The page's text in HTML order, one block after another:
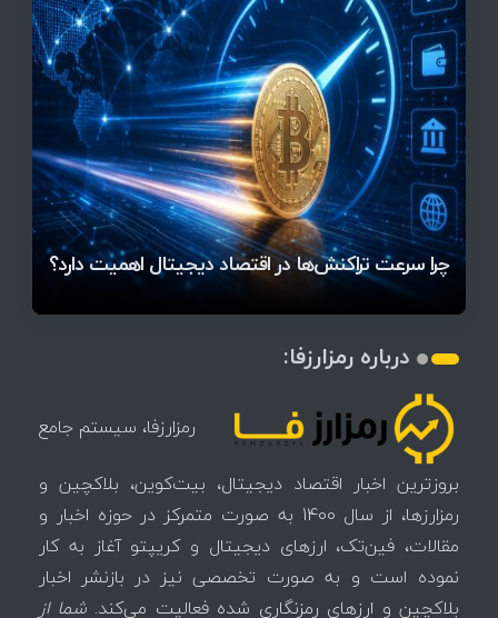
چرا سرعت تراکنش‌ها در اقتصاد دیجیتال اهمیت دارد؟
آخرین وضعیت بازار رمزارزها در جهان / مهم‌ترین
تهدید بیت‌کوین مشخص شد
اتفاق تاریخی در بازار رمزارزها / بیت‌کوین سبز شد
قیمت تتر، بیت‌کوین و اتریوم امروز دوشنبه ۵ مرداد
۱۴۰۵ | بیت‌کوین این مرز را از دست بدهد، همه‌چیز
تغییر می‌کند
رقابت پنهان دولت‌ها بر سر بیت‌کوین/ ۱۰ کشور برتر
کدامند؟
اتفاق مهم در بازار رمزارزها / بیت‌کوین وارد فاز تازه شد
تازه‌ترین رسوایی ارز دیجیتال؛ شکایت میلیاردی روی
میز / ۶۲۲ بیت‌کوین کجا رفت؟
بحران بدهی شرکت‌ها و خطر فروش اجباری میلیاردها
دلار بیت‌کوین
درباره رمزارزفا:
رمزارزفا، سیستم جامع
بروزترین اخبار اقتصاد دیجیتال، بیت‌کوین، بلاکچین و
رمزارزها، از سال 1400 به صورت متمرکز در حوزه اخبار و
مقالات، فین‌تک، ارزهای‌ دیجیتال و کریپتو آغاز به کار
نموده است و به صورت تخصصی نیز در بازنشر اخبار
بلاکچین و ارزهای رمزنگاری شده فعالیت می‌کند.شما از